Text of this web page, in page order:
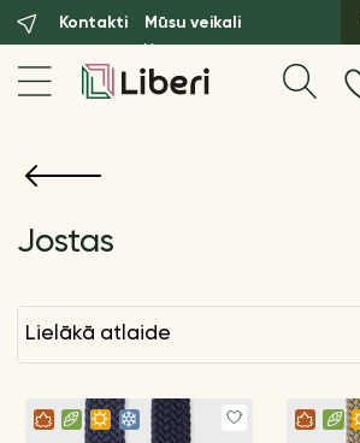
Kontakti Mūsu veikali
Jostas
lielākā atlaide